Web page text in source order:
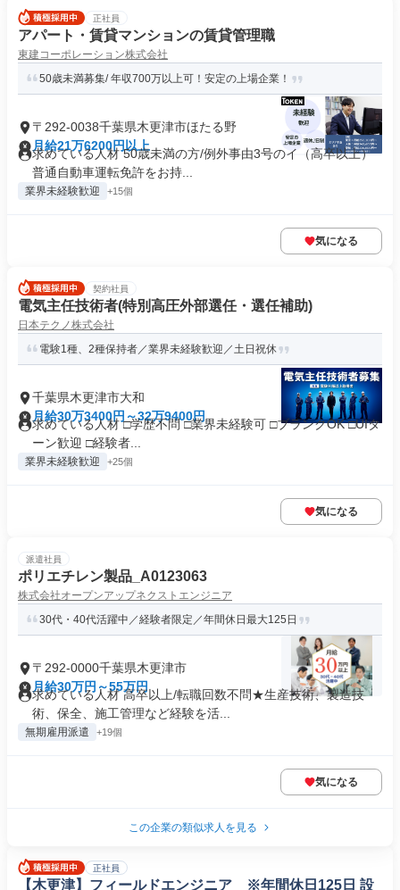
正社員
アパート・賃貸マンションの賃貸管理職
東建コーポレーション株式会社
50歳未満募集/ 年収700万以上可！安定の上場企業！
〒292-0038千葉県木更津市ほたる野
月給21万6200円以上
求めている人材 50歳未満の方/例外事由3号のイ（高卒以上）
普通自動車運転免許をお持...
業界未経験歓迎 +15個
気になる
契約社員
電気主任技術者(特別高圧外部選任・選任補助)
日本テクノ株式会社
電験1種、2種保持者／業界未経験歓迎／土日祝休
千葉県木更津市大和
月給30万3400円～32万9400円
求めている人材 □学歴不問 □業界未経験可 □ブランクOK □UIタ
ーン歓迎 □経験者...
業界未経験歓迎 +25個
気になる
派遣社員
ポリエチレン製品_A0123063
株式会社オープンアップネクストエンジニア
30代・40代活躍中／経験者限定／年間休日最大125日
〒292-0000千葉県木更津市
月給30万円～55万円
求めている人材 高卒以上/転職回数不問★生産技術、製造技
術、保全、施工管理など経験を活...
無期雇用派遣 +19個
気になる
この企業の類似求人を見る
正社員
【木更津】フィールドエンジニア ※年間休日125日 設